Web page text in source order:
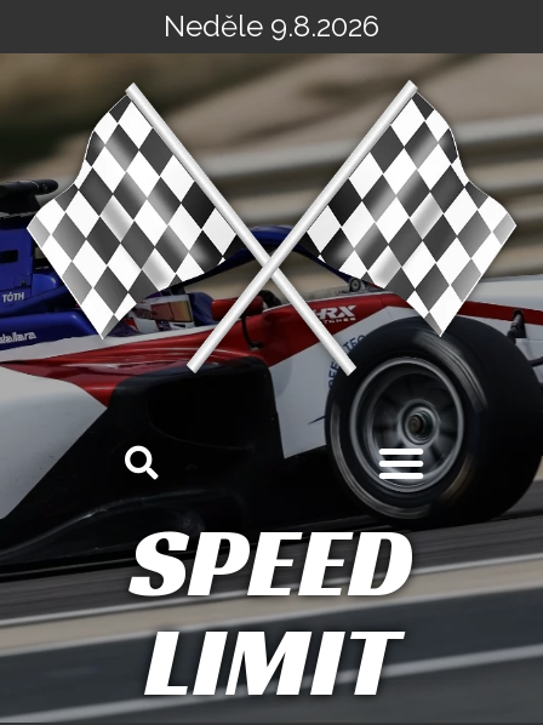
na
Neděle 9.8.2026
SPEED
LIMIT